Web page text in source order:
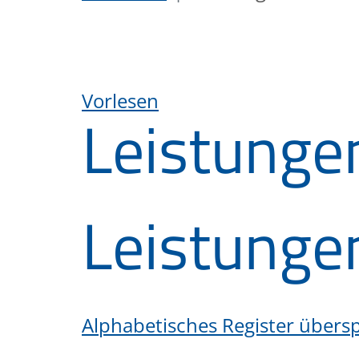
Vorlesen
Alphabetisches Register